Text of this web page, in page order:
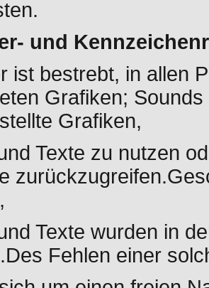
und
ist bestrebt, in allen
Grafiken;
Grafiken,
Texte zu nutzen
Texte wurden in
Fehlen einer